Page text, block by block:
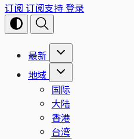
订阅 订阅支持登录
最新
地域
国际
大陆
香港
台湾